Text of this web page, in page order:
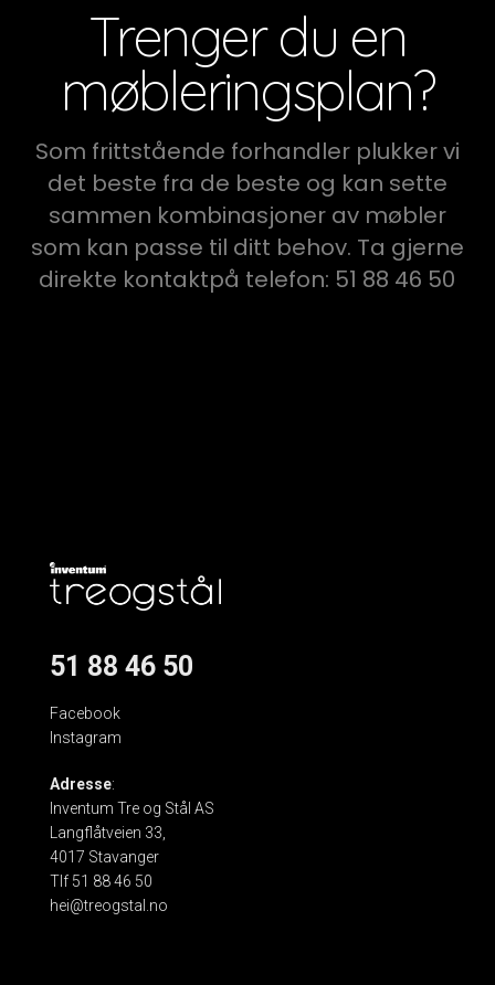
Trenger du en
møbleringsplan?
Som frittstående forhandler plukker vi
det beste fra de beste og kan sette
sammen kombinasjoner av møbler
som kan passe til ditt behov. Ta gjerne
direkte kontaktpå telefon: 51 88 46 50
51 88 46 50
Facebook
Instagram
Adresse:
Inventum Tre og Stål AS
Langflåtveien 33,
4017 Stavanger
Tlf 51 88 46 50
hei@treogstal.no